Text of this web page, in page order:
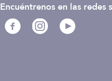
Encuéntrenos en las redes